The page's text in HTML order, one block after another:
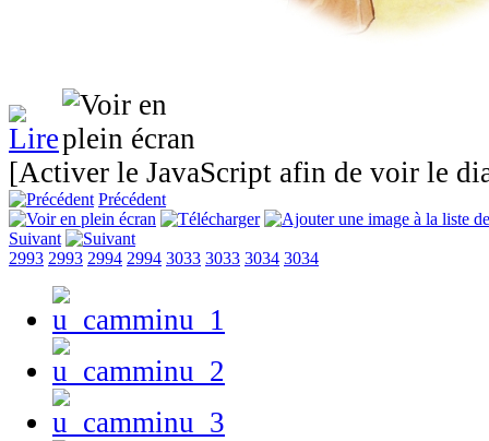
[Activer le JavaScript afin de voir le
Précédent
Suivant
2993 2993 2994 2994 3033 3033 3034 3034